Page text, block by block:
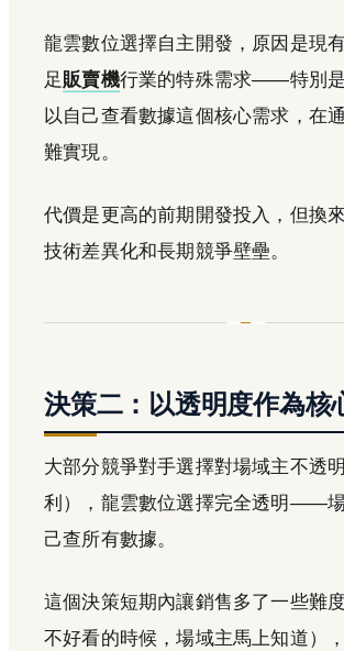
龍雲數位選擇自主開發，原因是現
足販賣機行業的特殊需求——特別
以自己查看數據這個核心需求，在
難實現。
代價是更高的前期開發投入，但換
技術差異化和長期競爭壁壘。
決策二：以透明度作為核
大部分競爭對手選擇對場域主不透
利），龍雲數位選擇完全透明——
己查所有數據。
這個決策短期內讓銷售多了一些難
不好看的時候，場域主馬上知道）